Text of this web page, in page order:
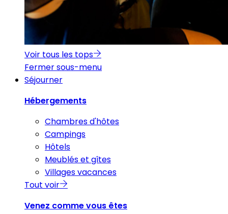
Voir tous les tops
Fermer sous-menu
Séjourner
Hébergements
Chambres d'hôtes
Campings
Hôtels
Meublés et gîtes
Villages vacances
Tout voir
Venez comme vous êtes